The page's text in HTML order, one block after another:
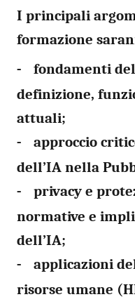
I principali
formazione
-
fondamenti
definizione,
attuali;
-
approccio
dell’IA nella
-
privacy e
normative e
dell’IA;
-
applicazioni
risorse umane